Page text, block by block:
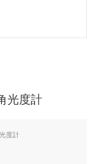
光度計
度計